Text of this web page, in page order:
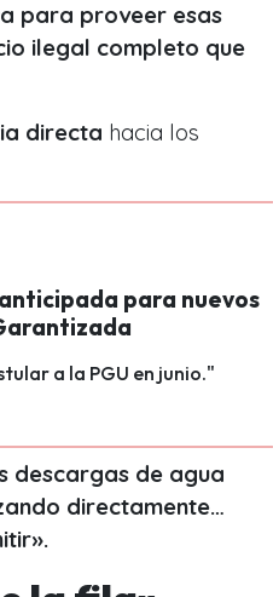
para proveer esas
ilegal completo que
directa hacia los
para nuevos
a la PGU en junio."
descargas de agua
directamente…